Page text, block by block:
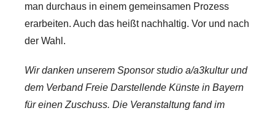
man durchaus in einem gemeinsamen Prozess
erarbeiten. Auch das heißt nachhaltig. Vor und nach
der Wahl.
Wir danken unserem Sponsor studio a/a3kultur und
dem Verband Freie Darstellende Künste in Bayern
für einen Zuschuss. Die Veranstaltung fand im